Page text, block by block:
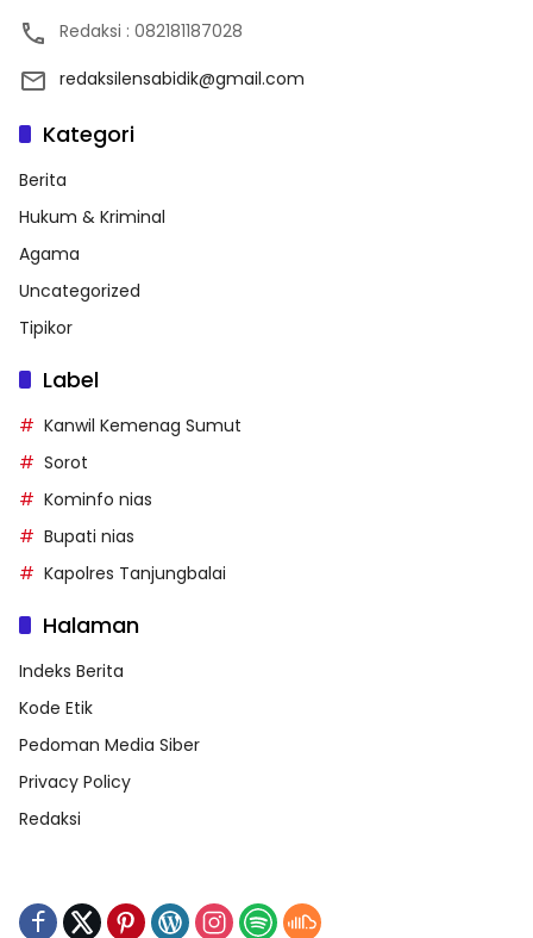
Redaksi : 082181187028
redaksilensabidik@gmail.com
Kategori
Berita
Hukum & Kriminal
Agama
Uncategorized
Tipikor
Label
Kanwil Kemenag Sumut
Sorot
Kominfo nias
Bupati nias
Kapolres Tanjungbalai
Halaman
Indeks Berita
Kode Etik
Pedoman Media Siber
Privacy Policy
Redaksi